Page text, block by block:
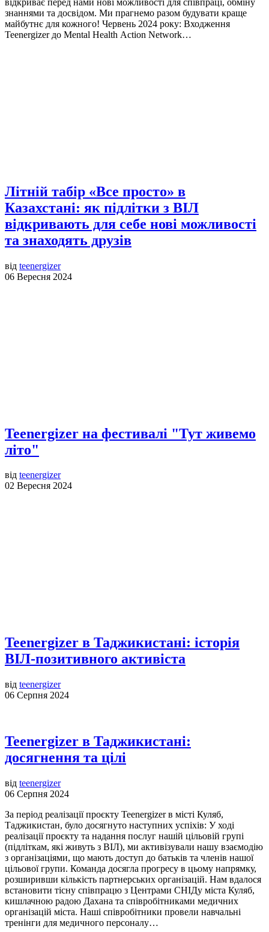
знаннями та досвідом. Ми прагнемо разом будувати краще
майбутнє для кожного! Червень 2024 року: Входження
Teenergizer до Mental Health Action Network…
Літній табір «Все просто» в
Казахстані: як підлітки з ВІЛ
відкривають для себе нові можливості
та знаходять друзів
від teenergizer
06 Вересня 2024
Teenergizer на фестивалі "Тут живемо
літо"
від teenergizer
02 Вересня 2024
Teenergizer в Таджикистані: історія
ВІЛ-позитивного активіста
від teenergizer
06 Серпня 2024
Teenergizer в Таджикистані:
досягнення та цілі
від teenergizer
06 Серпня 2024
За період реалізації проєкту Teenergizer в місті Куляб,
Таджикистан, було досягнуто наступних успіхів: У ході
реалізації проєкту та надання послуг нашій цільовій групі
(підліткам, які живуть з ВІЛ), ми активізували нашу взаємодію
з організаціями, що мають доступ до батьків та членів нашої
цільової групи. Команда досягла прогресу в цьому напрямку,
розширивши кількість партнерських організацій. Нам вдалося
встановити тісну співпрацю з Центрами СНІДу міста Куляб,
кишлачною радою Дахана та співробітниками медичних
організацій міста. Наші співробітники провели навчальні
тренінги для медичного персоналу…